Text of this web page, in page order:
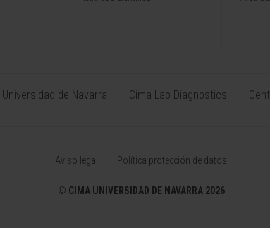
de Navarra Cima Lab Diagnostics
Aviso legal Política protección de datos
© CIMA UNIVERSIDAD DE NAVARRA 2026